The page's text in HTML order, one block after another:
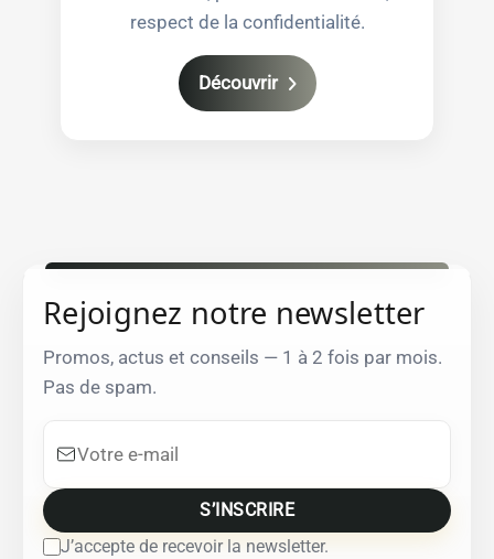
respect de la confidentialité.
Découvrir
Rejoignez notre newsletter
Promos, actus et conseils — 1 à 2 fois par mois.
Pas de spam.
J’accepte de recevoir la newsletter.
S’INSCRIRE